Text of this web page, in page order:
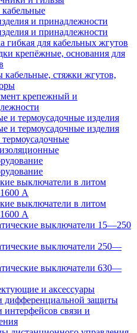
и принадлежности
и принадлежности
гибкая для кабельных жгутов
крепёжные, основания для
кабельные, стяжки жгутов,
крепежный и
и термоусадочные изделия
и термоусадочные изделия
выключатели в литом
А
выключатели в литом
А
выключатели 15—250
выключатели 250—
выключатели 630—
и аксессуары
дифференциальной защиты
связи и